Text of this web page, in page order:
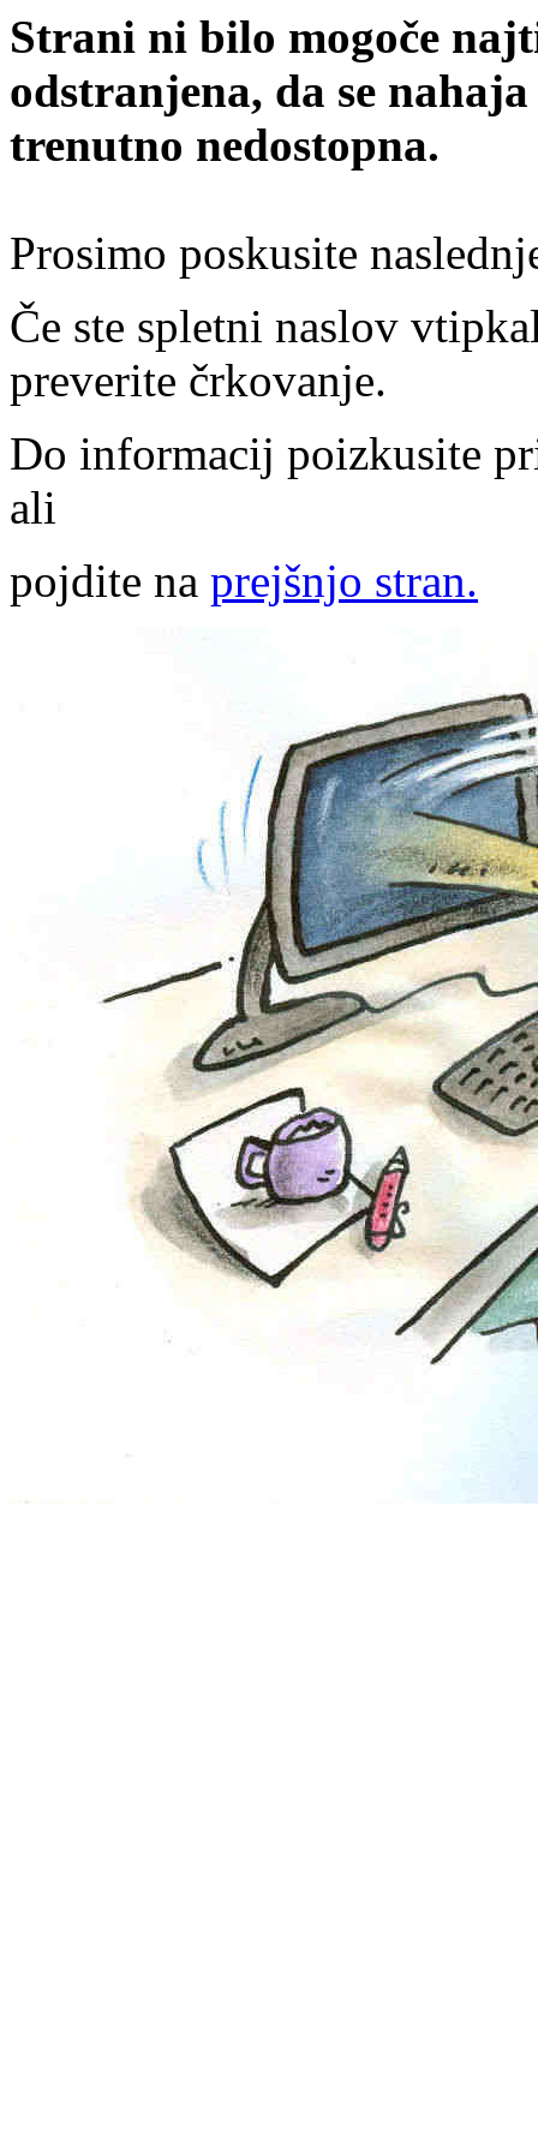
Strani ni bilo mogoče
odstranjena, da se
trenutno nedostopna.
Prosimo poskusite
Če ste spletni naslov
preverite črkovanje.
Do informacij poizkusite
ali
pojdite na prejšnjo stran.